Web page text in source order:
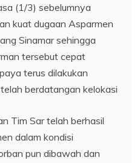
(1/3) sebelumnya
kuat dugaan Asparmen
Sinamar sehingga
tersebut cepat
terus dilakukan
berdatangan kelokasi
Tim Sar telah berhasil
dalam kondisi
pun dibawah dan